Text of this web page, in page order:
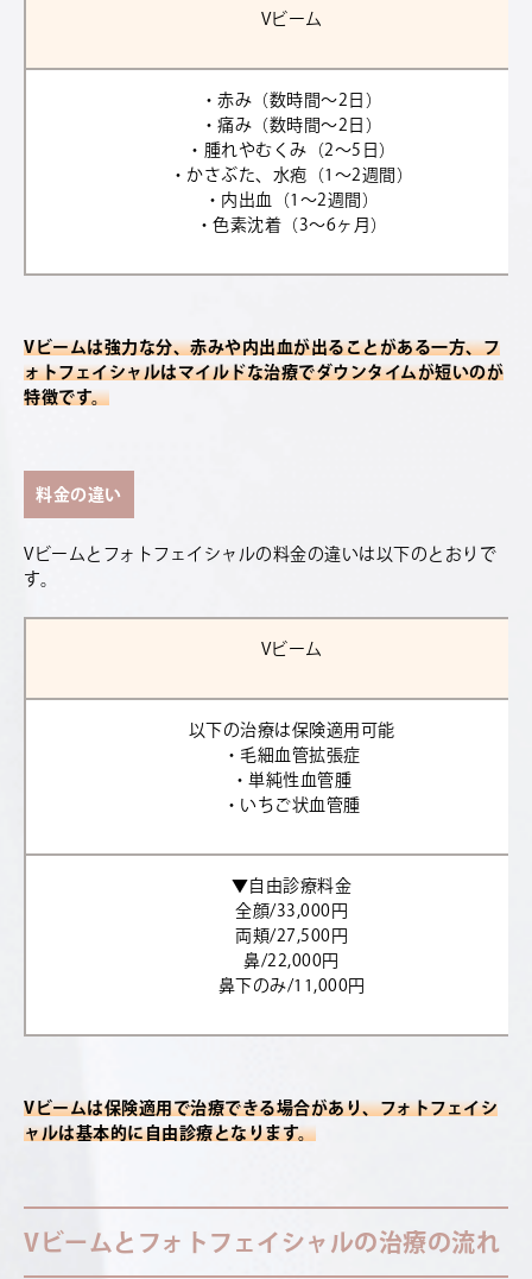
Vビーム
・赤み（数時間〜2日）
・痛み（数時間〜2日）
・腫れやむくみ（2〜5日）
・かさぶた、水疱（1〜2週間）
・内出血（1〜2週間）
・色素沈着（3〜6ヶ月）
Vビームは強力な分、赤みや内出血が出ることがある一方、フ
ォトフェイシャルはマイルドな治療でダウンタイムが短いのが
特徴です。
料金の違い
Vビームとフォトフェイシャルの料金の違いは以下のとおりで
す。
Vビーム
以下の治療は保険適用可能
・毛細血管拡張症
・単純性血管腫
・いちご状血管腫
▼自由診療料金
全顔/33,000円
両頬/27,500円
鼻/22,000円
鼻下のみ/11,000円
Vビームは保険適用で治療できる場合があり、フォトフェイシ
ャルは基本的に自由診療となります。
Vビームとフォトフェイシャルの治療の流れ